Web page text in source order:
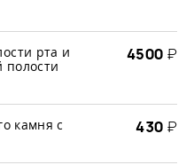
рта и
полости
4500 ₽
камня с
430 ₽